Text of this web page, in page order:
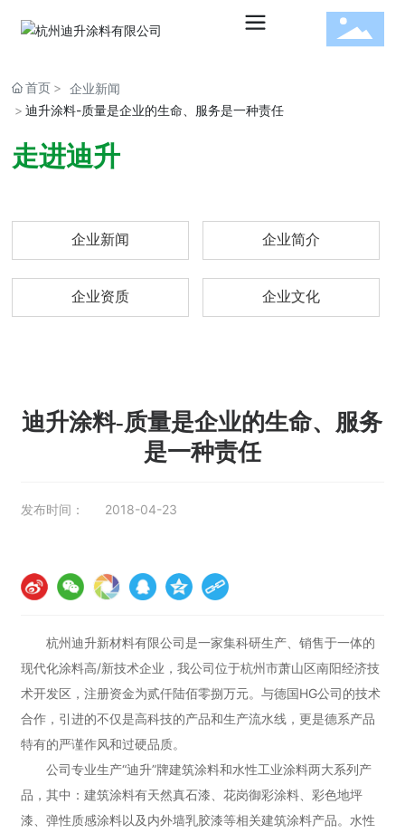
水性建
筑涂料
水性工
业涂料
水性家
首页
企业新闻
迪升涂料-质量是企业的生命、服务是一种责任
走进迪升
企业新闻 企业简介
企业资质 企业文化
迪升涂料-质量是企业的生命、服务
是一种责任
发布时间： 2018-04-23
杭州迪升新材料有限公司是一家集科研生产、销售于一体的
现代化涂料高/新技术企业，我公司位于杭州市萧山区南阳经济技
术开发区，注册资金为贰仟陆佰零捌万元。与德国HG公司的技术
合作，引进的不仅是高科技的产品和生产流水线，更是德系产品
特有的严谨作风和过硬品质。
公司专业生产“迪升”牌建筑涂料和水性工业涂料两大系列产
品，其中：建筑涂料有天然真石漆、花岗御彩涂料、彩色地坪
漆、弹性质感涂料以及内外墙乳胶漆等相关建筑涂料产品。水性